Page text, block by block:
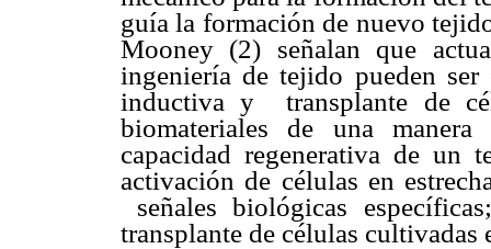
guía la formación de nuevo
Mooney (2) señalan que
ingeniería de tejido pueden ser
inductiva y transplante de
biomateriales de una
capacidad regenerativa de un
activación de células en
señales biológicas
transplante de células